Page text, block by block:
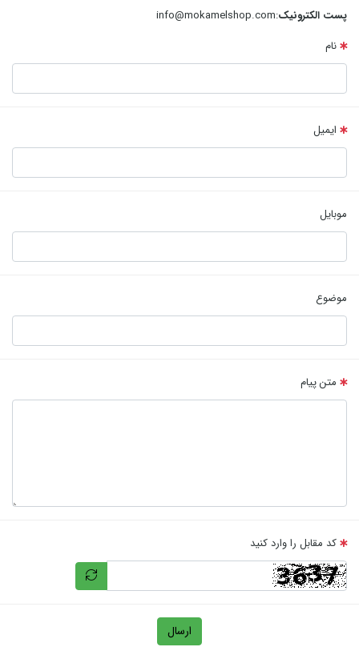
پست الکترونیک:info@mokamelshop.com
نام
ایمیل
موبایل
موضوع
متن پیام
کد مقابل را وارد کنید
ارسال